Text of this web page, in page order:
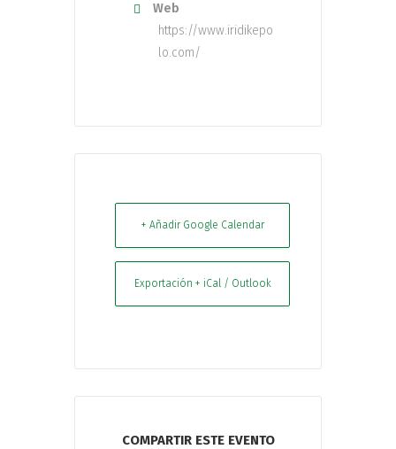
Web
https://www.iridikepo
lo.com/
+ Añadir Google Calendar
Exportación + iCal / Outlook
COMPARTIR ESTE EVENTO